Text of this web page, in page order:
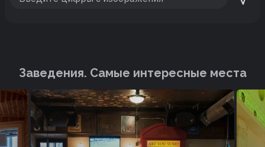
Заведения. Cамые интересные места